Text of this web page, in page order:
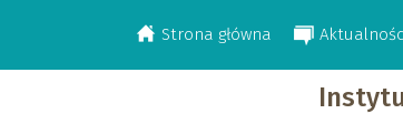
Strona główna
>Aktualności>